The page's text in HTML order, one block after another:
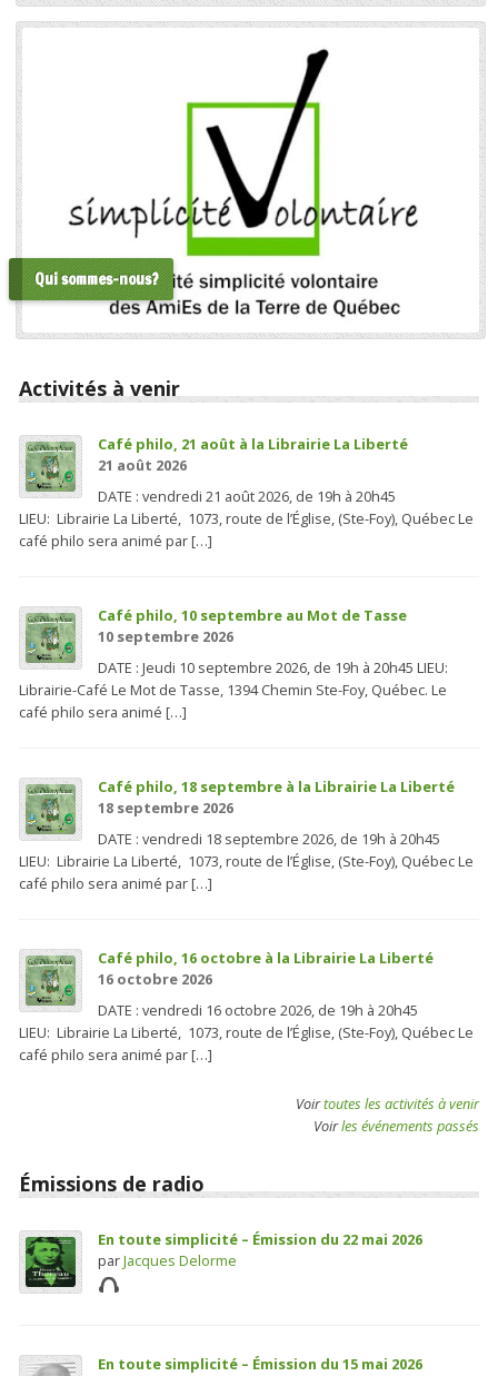
Qui sommes-nous?
Activités à venir
Café philo, 21 août à la Librairie La Liberté
21 août 2026
DATE : vendredi 21 août 2026, de 19h à 20h45
LIEU: Librairie La Liberté, 1073, route de l’Église, (Ste-Foy), Québec Le
café philo sera animé par […]
Café philo, 10 septembre au Mot de Tasse
10 septembre 2026
DATE : Jeudi 10 septembre 2026, de 19h à 20h45 LIEU:
Librairie-Café Le Mot de Tasse, 1394 Chemin Ste-Foy, Québec. Le
café philo sera animé […]
Café philo, 18 septembre à la Librairie La Liberté
18 septembre 2026
DATE : vendredi 18 septembre 2026, de 19h à 20h45
LIEU: Librairie La Liberté, 1073, route de l’Église, (Ste-Foy), Québec Le
café philo sera animé par […]
Café philo, 16 octobre à la Librairie La Liberté
16 octobre 2026
DATE : vendredi 16 octobre 2026, de 19h à 20h45
LIEU: Librairie La Liberté, 1073, route de l’Église, (Ste-Foy), Québec Le
café philo sera animé par […]
Voirtoutes les activités à venir
Voirles événements passés
Émissions de radio
En toute simplicité – Émission du 22 mai 2026
parJacques Delorme
En toute simplicité – Émission du 15 mai 2026